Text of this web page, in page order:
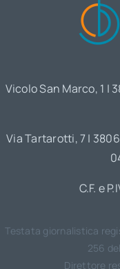
Vicolo San Marco, 1 |
Via Tartarotti, 7 |
C.F. e
Testata giornalistica
256
Direttore